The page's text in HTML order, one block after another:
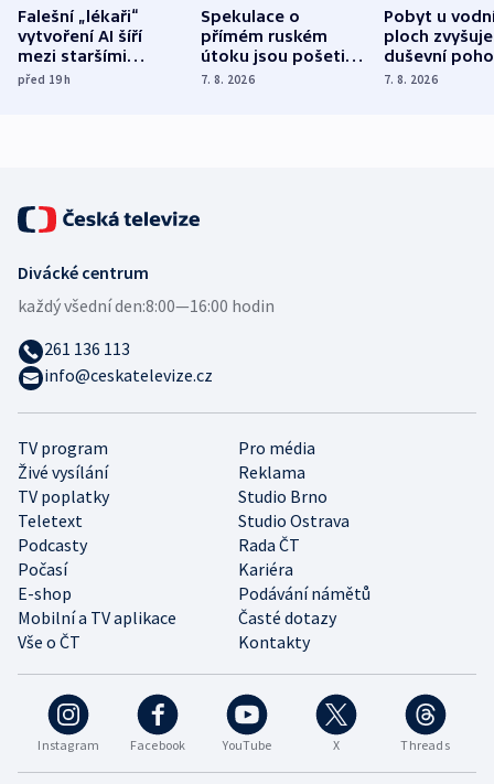
Falešní „lékaři“
vytvoření AI šíří
mezi staršími
Poláky nebezpečné
před 19h
Spekulace o
přímém ruském
útoku jsou pošetilé,
míní estonský
7. 8. 2026
Pobyt u
ploch zvyšuje
duševní
ukázala
7. 8. 2026
Instagram Facebook YouTube X Threads
TV program
Pro média
Živé vysílání
Reklama
TV poplatky
Studio Brno
Teletext
Studio Ostrava
Podcasty
Rada ČT
Počasí
Kariéra
E-shop
Podávání námětů
Mobilní a TV aplikace
Časté dotazy
Vše o ČT
Kontakty
Divácké centrum
každý všední den:8:00—16:00 hodin
261 136 113
info@ceskatelevize.cz